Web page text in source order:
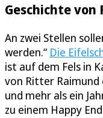
Geschichte
An zwei Stellen
werden.“ Die
ist auf dem Fels in
von Ritter Raimund
und mehr als ein
zu einem Happy